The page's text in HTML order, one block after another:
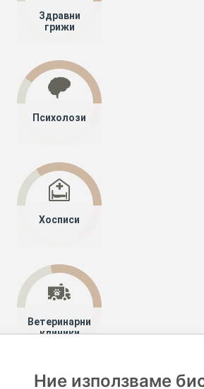
Здравни
грижи
Психолози
Хосписи
Ветеринарни
клиники
Специалисти
Ние използваме